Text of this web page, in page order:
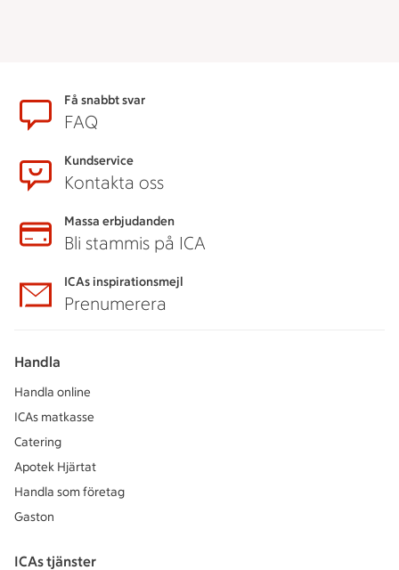
SidfotFå snabbt svar
FAQ
Kundservice
Kontakta oss
Massa erbjudanden
Bli stammis på ICA
ICAs inspirationsmejl
Prenumerera
Handla
Handla online
ICAs matkasse
Catering
Apotek Hjärtat
Handla som företag
Gaston
ICAs tjänster